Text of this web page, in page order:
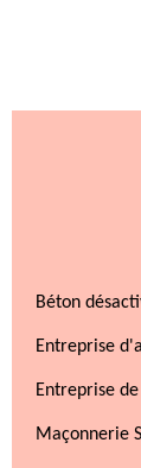
Béton
Entreprise
Entreprise
Maçonnerie